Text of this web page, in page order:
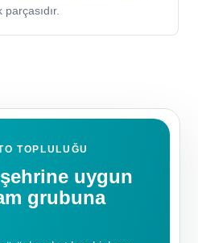
TOPLULUĞU
uygun
grubuna